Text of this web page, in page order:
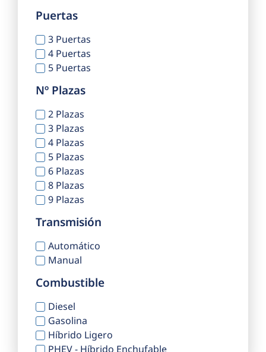
Puertas
3 Puertas
4 Puertas
5 Puertas
Nº Plazas
2 Plazas
3 Plazas
4 Plazas
5 Plazas
6 Plazas
8 Plazas
9 Plazas
Transmisión
Automático
Manual
Combustible
Diesel
Gasolina
Híbrido Ligero
PHEV - Híbrido Enchufable